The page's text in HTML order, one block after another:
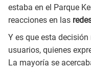
estaba en el Parque
reacciones en las
Y es que esta
usuarios, quienes
La mayoría se